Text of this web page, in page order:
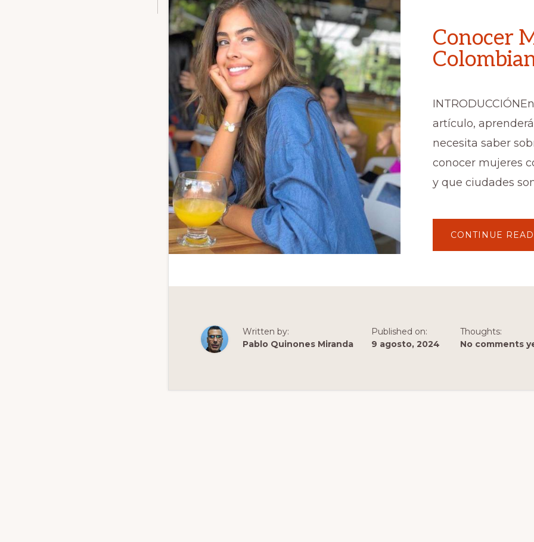
Conocer
artículo,
necesita saber
conocer mujeres
y que ciudades
CONTINUE
Written by:
Pablo Quinones Miranda
Published on:
9 agosto, 2024
Thoughts:
No comments